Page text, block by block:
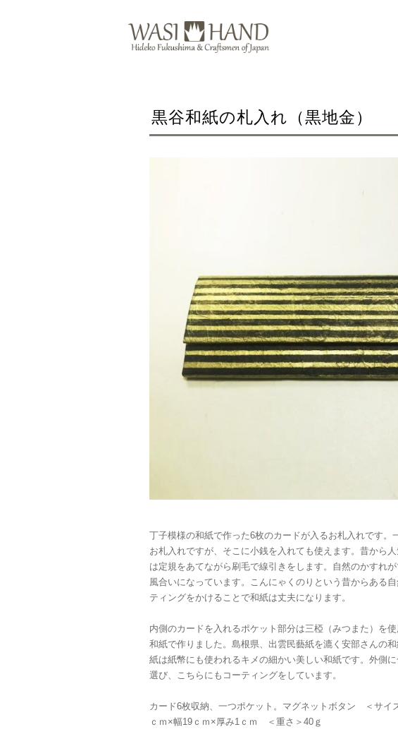
黒谷和紙の札入れ（黒地金）
丁子模様の和紙で作った6枚のカードが入るお札入れです。
お札入れですが、そこに小銭を入れても使えます。昔から
は定規をあてながら刷毛で線引きをします。自然のかすれ
風合いになっています。こんにゃくのりという昔からある
ティングをかけることで和紙は丈夫になります。
内側のカードを入れるポケット部分は三椏（みつまた）を使
和紙で作りました。島根県、出雲民藝紙を漉く安部さんの
紙は紙幣にも使われるキメの細かい美しい和紙です。外側
選び、こちらにもコーティングをしています。
カード6枚収納、一つポケット。マグネットボタン ＜サ
ｃｍ×幅19ｃｍ×厚み1ｃｍ ＜重さ＞40ｇ